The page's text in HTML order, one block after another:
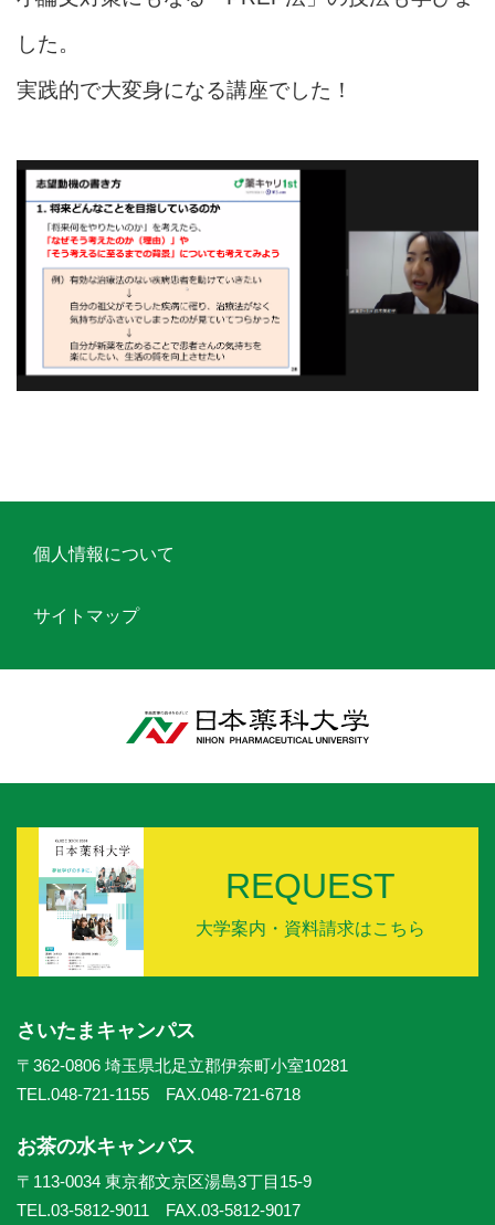
した。
実践的で大変身になる講座でした！
個人情報について
サイトマップ
REQUEST
大学案内・資料請求はこちら
さいたまキャンパス
〒362-0806 埼玉県北足立郡伊奈町小室10281
TEL.048-721-1155 FAX.048-721-6718
お茶の水キャンパス
〒113-0034 東京都文京区湯島3丁目15-9
TEL.03-5812-9011 FAX.03-5812-9017